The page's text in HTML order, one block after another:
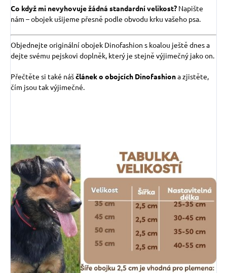
Co když mi nevyhovuje žádná standardní velikost? Napište
nám – obojek ušijeme přesně podle obvodu krku vašeho psa.
Objednejte originální obojek Dinofashion s koalou ještě dnes a
dejte svému pejskovi doplněk, který je stejně výjimečný jako on.
Přečtěte si také náščlánek o obojcích Dinofashiona zjistěte,
čím jsou tak výjimečné.